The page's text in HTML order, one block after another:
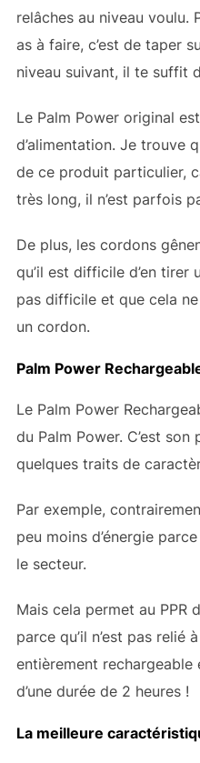
relâches au niveau voulu.
as à faire, c’est de taper
niveau suivant, il te suffit
Le Palm Power original
d’alimentation. Je trouve
de ce produit particulier,
très long, il n’est parfois
De plus, les cordons
qu’il est difficile d’en tirer
pas difficile et que cela
un cordon.
Palm Power
Le Palm Power
du Palm Power. C’est
quelques traits de
Par exemple,
peu moins d’énergie
le secteur.
Mais cela permet au PPR
parce qu’il n’est pas relié
entièrement rechargeable
d’une durée de 2 heures !
La meilleure